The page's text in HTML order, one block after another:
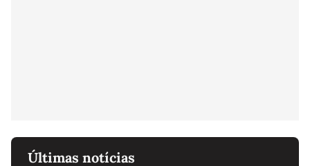
Últimas notícias